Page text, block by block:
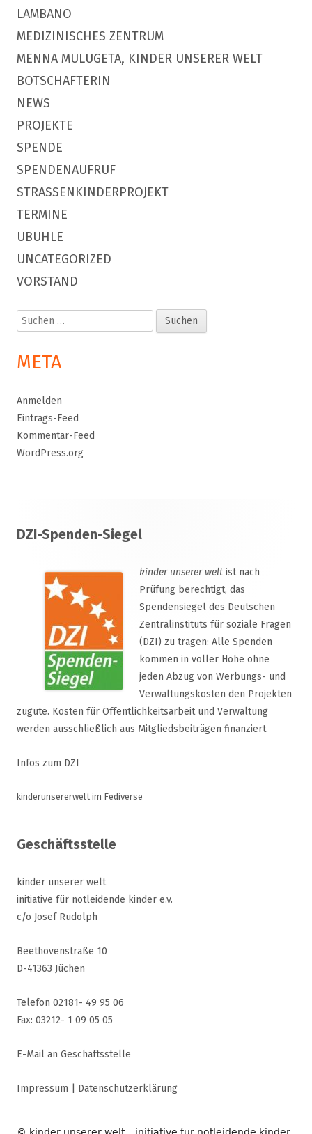
LAMBANO
MEDIZINISCHES ZENTRUM
MENNA MULUGETA, KINDER UNSERER WELT
BOTSCHAFTERIN
NEWS
PROJEKTE
SPENDE
SPENDENAUFRUF
STRASSENKINDERPROJEKT
TERMINE
UBUHLE
UNCATEGORIZED
VORSTAND
Suchen
nach:
META
Anmelden
Eintrags-Feed
Kommentar-Feed
WordPress.org
Inhalt
DZI-Spenden-Siegel
kinder unserer welt ist nach
Prüfung berechtigt, das
Spendensiegel des Deutschen
Zentralinstituts für soziale Fragen
(DZI) zu tragen: Alle Spenden
kommen in voller Höhe ohne
jeden Abzug von Werbungs- und
Verwaltungskosten den Projekten
zugute. Kosten für Öffentlichkeitsarbeit und Verwaltung
werden ausschließlich aus Mitgliedsbeiträgen finanziert.
Infos zum DZI
kinderunsererwelt im Fediverse
Geschäftsstelle
kinder unserer welt
initiative für notleidende kinder e.v.
c/o Josef Rudolph
Beethovenstraße 10
D-41363 Jüchen
Telefon 02181- 49 95 06
Fax: 03212- 1 09 05 05
E-Mail an Geschäftsstelle
Impressum Datenschutzerklärung